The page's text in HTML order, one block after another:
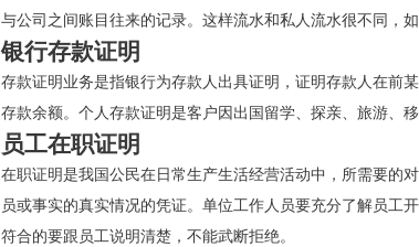
与公司之间账目往来的记录。这样流水和私人流水很不同，
银行存款证明
存款证明业务是指银行为存款人出具证明，证明存款人在前
存款余额。个人存款证明是客户因出国留学、探亲、旅游、
员工在职证明
在职证明是我国公民在日常生产生活经营活动中，所需要的
员或事实的真实情况的凭证。单位工作人员要充分了解员工
符合的要跟员工说明清楚，不能武断拒绝。